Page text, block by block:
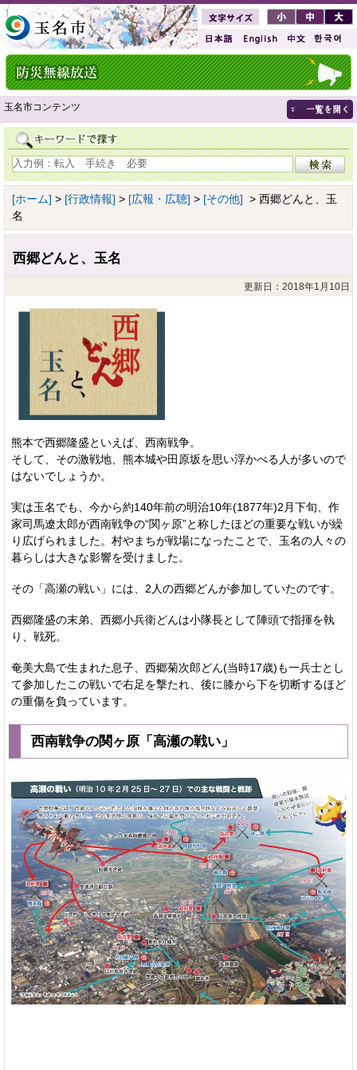
玉名市コンテンツ
[ホーム] > [行政情報] > [広報・広聴] > [その他] > 西郷どんと、玉
名
西郷どんと、玉名
更新日：2018年1月10日
熊本で西郷隆盛といえば、西南戦争。
そして、その激戦地、熊本城や田原坂を思い浮かべる人が多いので
はないでしょうか。
実は玉名でも、今から約140年前の明治10年(1877年)2月下旬、作
家司馬遼太郎が西南戦争の“関ヶ原”と称したほどの重要な戦いが繰
り広げられました。村やまちが戦場になったことで、玉名の人々の
暮らしは大きな影響を受けました。
その「高瀬の戦い」には、2人の西郷どんが参加していたのです。
西郷隆盛の末弟、西郷小兵衛どんは小隊長として陣頭で指揮を執
り、戦死。
奄美大島で生まれた息子、西郷菊次郎どん(当時17歳)も一兵士とし
て参加したこの戦いで右足を撃たれ、後に膝から下を切断するほど
の重傷を負っています。
西南戦争の関ヶ原「高瀬の戦い」